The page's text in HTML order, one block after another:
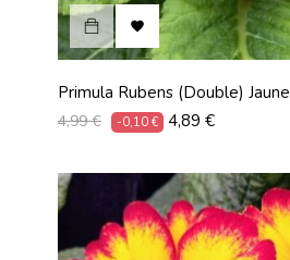

Primula Rubens (Double) Jaune
Prix
4,99 € -0,10 € Prix
4,89 €